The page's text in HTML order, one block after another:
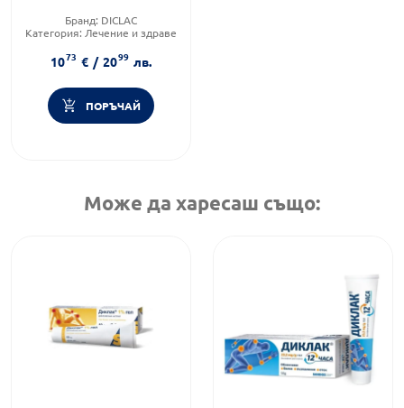
х100гр
Бранд: DICLAC
Категория: Лечение и здраве
1073 € / 2099 лв.
ПОРЪЧАЙ
Може да харесаш също: